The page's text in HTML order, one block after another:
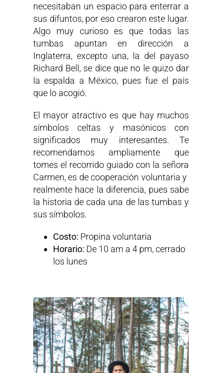
necesitaban un espacio para enterrar a
sus difuntos, por eso crearon este lugar.
Algo muy curioso es que todas las
tumbas apuntan en dirección a
Inglaterra, excepto una, la del payaso
Richard Bell, se dice que no le quizo dar
la espalda a México, pues fue el país
que lo acogió.
El mayor atractivo es que hay muchos
símbolos celtas y masónicos con
significados muy interesantes. Te
recomendamos ampliamente que
tomes el recorrido guiado con la señora
Carmen, es de cooperación voluntaria y
realmente hace la diferencia, pues sabe
la historia de cada una de las tumbas y
sus símbolos.
Costo: Propina voluntaria
Horario: De 10 am a 4 pm, cerrado
los lunes